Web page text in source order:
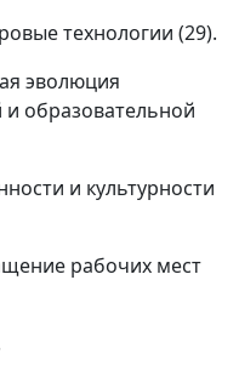
технологии (29).
эволюция
образовательной
и культурности
рабочих мест